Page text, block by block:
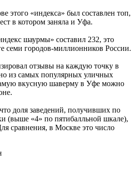
этого «индекса» был составлен топ,
в котором заняла и Уфа.
шаурмы» составил 232, это
семи городов-миллионников России.
отзывы на каждую точку в
из самых популярных уличных
вкусную шаверму в Уфе можно
доля заведений, получивших по
(выше «4» по пятибалльной шкале),
сравнения, в Москве это число